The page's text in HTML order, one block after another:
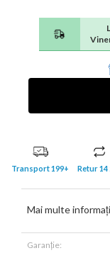
Transport 199+ Retur 14
Mai multe
Garanție: